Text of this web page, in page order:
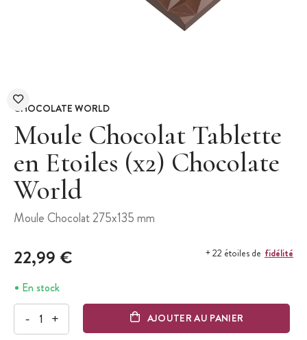
CHOCOLATE WORLD
Moule Chocolat Tablette
en Etoiles (x2) Chocolate
World
Moule Chocolat 275x135 mm
22,99 € + 22 étoiles de fidélité
En stock
- + AJOUTER AU PANIER